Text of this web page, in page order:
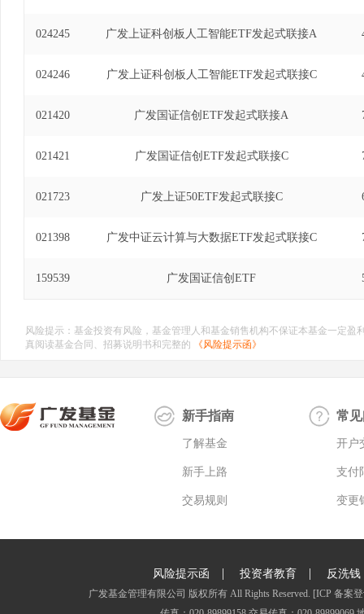
024245 广发上证科创板人工智能ETF发起式联接A
024246 广发上证科创板人工智能ETF发起式联接C
021420 广发国证信创ETF发起式联接A
021421 广发国证信创ETF发起式联接C
021723 广发上证50ETF发起式联接C
021398 广发中证云计算与大数据ETF发起式联接C
159539 广发国证信创ETF
风险提示：基金投资有风险，基金管理人和基金销售机构不保证本基金一定
真阅读基金合同、招募说明书和完整的
《风险提示函》
新手指南
了解基金
新手上路
交易规则
常
开户
支付
变更
风险提示函 | 投资者教育 | 反洗钱
广发基金管理有限公司 版权所有 All Rights Reserved. [ICP 备案